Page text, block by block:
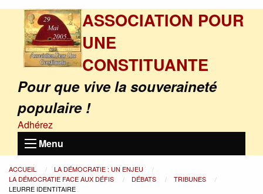
ASSOCIATION POUR
UNE
CONSTITUANTE
Pour que vive la souveraineté
populaire !
Adhérez
Menu
ACCUEIL
LA DÉMOCRATIE : UN ENJEU
LA DÉMOCRATIE FACE AUX DÉFIS
DÉBATS
TRIBUNES
LEURRE IDENTITAIRE